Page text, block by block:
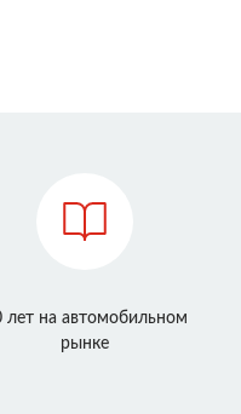
лет на автомобильном
рынке